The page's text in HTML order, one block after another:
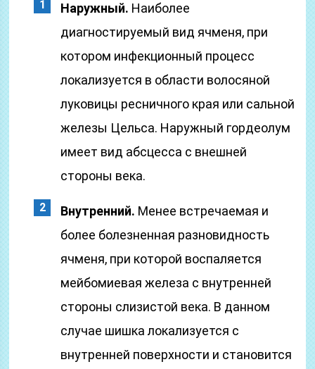
Наружный. Наиболее
диагностируемый вид ячменя, при
котором инфекционный процесс
локализуется в области волосяной
луковицы ресничного края или сальной
железы Цельса. Наружный гордеолум
имеет вид абсцесса с внешней
стороны века.
Внутренний. Менее встречаемая и
более болезненная разновидность
ячменя, при которой воспаляется
мейбомиевая железа с внутренней
стороны слизистой века. В данном
случае шишка локализуется с
внутренней поверхности и становится